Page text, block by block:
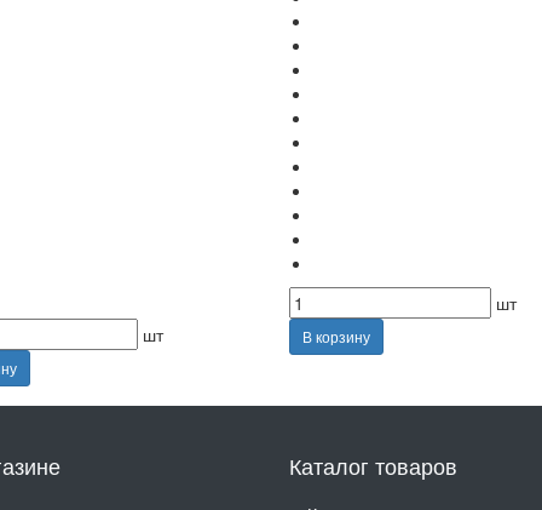
шт
шт
В корзину
Каталог товаров